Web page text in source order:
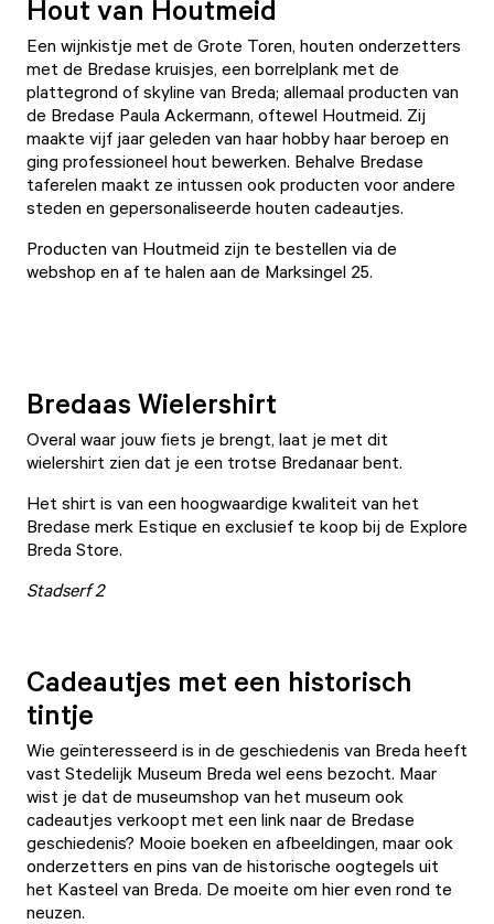
Hout van Houtmeid
Een wijnkistje met de Grote Toren, houten onderzetters
met de Bredase kruisjes, een borrelplank met de
plattegrond of skyline van Breda; allemaal producten van
de Bredase Paula Ackermann, oftewel Houtmeid. Zij
maakte vijf jaar geleden van haar hobby haar beroep en
ging professioneel hout bewerken. Behalve Bredase
taferelen maakt ze intussen ook producten voor andere
steden en gepersonaliseerde houten cadeautjes.
Producten van Houtmeid zijn te bestellen via de
webshop en af te halen aan de Marksingel 25.
Bredaas Wielershirt
Overal waar jouw fiets je brengt, laat je met dit
wielershirt zien dat je een trotse Bredanaar bent.
Het shirt is van een hoogwaardige kwaliteit van het
Bredase merk Estique en exclusief te koop bij de Explore
Breda Store.
Stadserf 2
Cadeautjes met een historisch
tintje
Wie geïnteresseerd is in de geschiedenis van Breda heeft
vast Stedelijk Museum Breda wel eens bezocht. Maar
wist je dat de museumshop van het museum ook
cadeautjes verkoopt met een link naar de Bredase
geschiedenis? Mooie boeken en afbeeldingen, maar ook
onderzetters en pins van de historische oogtegels uit
het Kasteel van Breda. De moeite om hier even rond te
neuzen.